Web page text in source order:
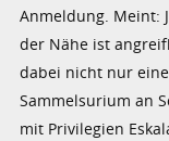
Anmeldung. Meint:
der Nähe ist
dabei nicht nur
Sammelsurium an
mit Privilegien